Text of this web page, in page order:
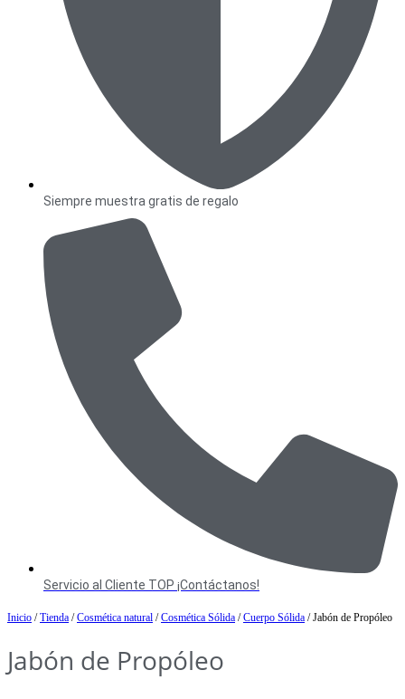
Siempre muestra gratis de regalo
Servicio al Cliente TOP ¡Contáctanos!
Inicio /Tienda /Cosmética natural /Cosmética Sólida /Cuerpo Sólida / Jabón de Propóleo
Jabón de Propóleo